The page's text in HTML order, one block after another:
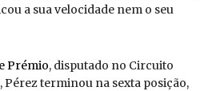
a sua velocidade nem o seu
Prémio, disputado no Circuito
terminou na sexta posição,